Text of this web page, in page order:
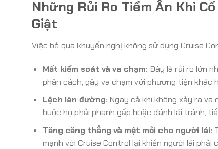
Những Rủi Ro Tiềm Ẩn Khi
Giật
Việc bỏ qua khuyến nghị không sử dụng Cruise
Mất kiểm soát và va chạm: Đây là rủi ro lớn
phân cách, gây va chạm với phương tiện khác
Lệch làn đường: Ngay cả khi không xảy ra va
buộc họ phải phanh gấp hoặc đánh lái tránh,
Tăng căng thẳng và mệt mỏi cho người lái:
mạnh với Cruise Control lại khiến người lái